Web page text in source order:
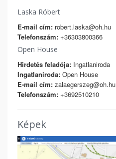
Laska Róbert
E-mail cím: robert.laska@oh.hu
Telefonszám: +36303800366
Open House
Hirdetés feladója: Ingatlaniroda
Ingatlaniroda: Open House
E-mail cím: zalaegerszeg@oh.hu
Telefonszám: +3692510210
Képek